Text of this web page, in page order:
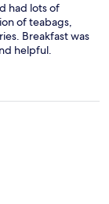
had lots of
of teabags,
Breakfast was
helpful.